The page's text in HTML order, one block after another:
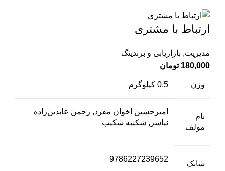
ارتباط با مشتری
مدیریت, بازاریابی و برندینگ
180,000 تومان
وزن 0.5 کیلوگرم
نام
مولف
امیرحسین اخوان مفرد, رحمن عابدین‌زاده
نیاسر, شکیبه شکیب
شابک
9786227239652